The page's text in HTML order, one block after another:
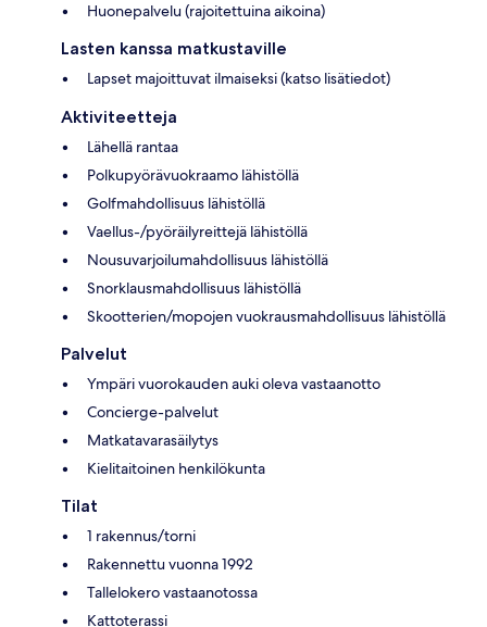
Huonepalvelu (rajoitettuina aikoina)
Lasten kanssa matkustaville
Lapset majoittuvat ilmaiseksi (katso lisätiedot)
Aktiviteetteja
Lähellä rantaa
Polkupyörävuokraamo lähistöllä
Golfmahdollisuus lähistöllä
Vaellus-/pyöräilyreittejä lähistöllä
Nousuvarjoilumahdollisuus lähistöllä
Snorklausmahdollisuus lähistöllä
Skootterien/mopojen vuokrausmahdollisuus lähistöllä
Palvelut
Ympäri vuorokauden auki oleva vastaanotto
Concierge-palvelut
Matkatavarasäilytys
Kielitaitoinen henkilökunta
Tilat
1 rakennus/torni
Rakennettu vuonna 1992
Tallelokero vastaanotossa
Kattoterassi